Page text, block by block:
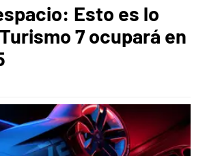
Esto es lo
7 ocupará en